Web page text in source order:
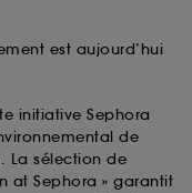
est aujourd’hui
initiative Sephora
de
La sélection de
at Sephora » garantit